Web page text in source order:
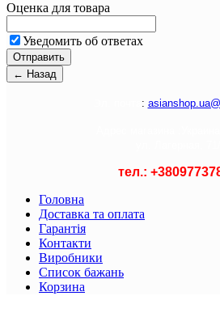
Оценка для товара
Уведомить об ответах
:
тел.: +
Головна
Доставка та оплата
Гарантія
Контакти
Виробники
Список бажань
Корзина